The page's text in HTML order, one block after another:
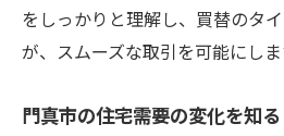
門真市での不動産買替をス
秘訣
時間効率を上げるため
をしっかりと理解し、買替のタ
が、スムーズな取引を可能にしま
門真市の住宅需要の変化を知る